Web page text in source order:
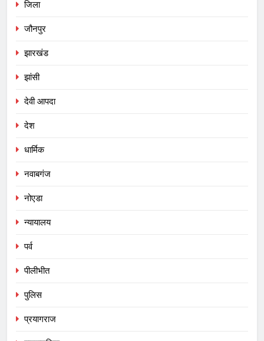
जिला
जौनपुर
झारखंड
झांसी
देवी आपदा
देश
धार्मिक
नवाबगंज
नोएडा
न्यायालय
पर्व
पीलीभीत
पुलिस
प्रयागराज